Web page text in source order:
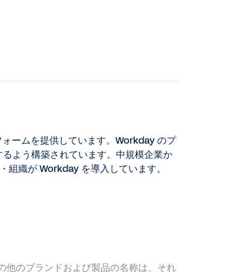
ームを提供しています。Workday のプ
よう構築されています。中規模企業か
織が Workday を導入しています。
のブランドおよび製品の名称は、それ